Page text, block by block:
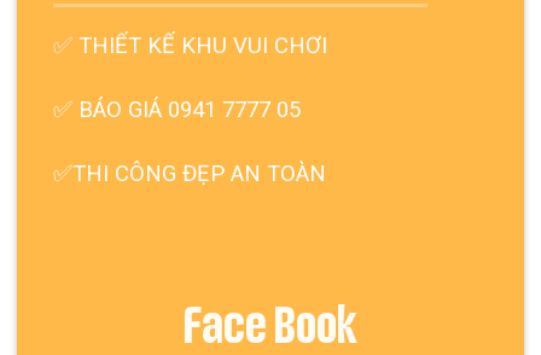
✅THIẾT KẾ KHU VUI CHƠI
✅ BÁO GIÁ 0941 7777 05
✅THI CÔNG ĐẸP AN TOÀN
Face Book